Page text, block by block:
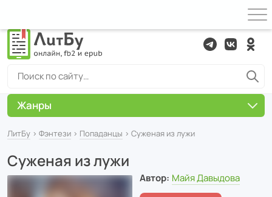
ЛитБу › Фэнтези › Попаданцы › Суженая из лужи
Суженая из лужи
Автор: Майя Давыдова
Жанры